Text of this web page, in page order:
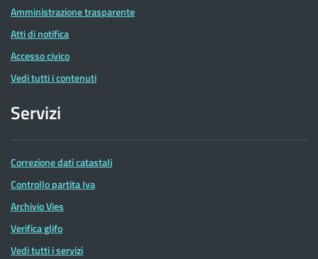
Amministrazione trasparente
Atti di notifica
Accesso civico
Vedi tutti i contenuti
Servizi
Correzione dati catastali
Controllo partita Iva
Archivio Vies
Verifica glifo
Vedi tutti i servizi